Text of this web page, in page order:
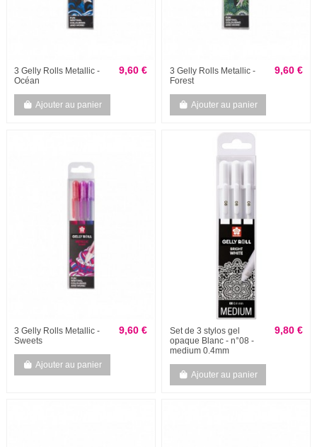
3 Gelly Rolls Metallic -
Océan
9,60 €
Ajouter au panier
3 Gelly Rolls Metallic -
Forest
9,60 €
Ajouter au panier
3 Gelly Rolls Metallic -
Sweets
9,60 €
Ajouter au panier
Set de 3 stylos gel
opaque Blanc - n°08 -
medium 0.4mm
9,80 €
Ajouter au panier